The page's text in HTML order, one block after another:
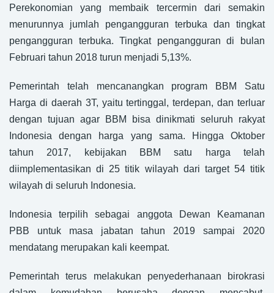
Perekonomian yang membaik tercermin dari semakin
menurunnya jumlah pengangguran terbuka dan tingkat
pengangguran terbuka. Tingkat pengangguran di bulan
Februari tahun 2018 turun menjadi 5,13%.
Pemerintah telah mencanangkan program BBM Satu
Harga di daerah 3T, yaitu tertinggal, terdepan, dan terluar
dengan tujuan agar BBM bisa dinikmati seluruh rakyat
Indonesia dengan harga yang sama. Hingga Oktober
tahun 2017, kebijakan BBM satu harga telah
diimplementasikan di 25 titik wilayah dari target 54 titik
wilayah di seluruh Indonesia.
Indonesia terpilih sebagai anggota Dewan Keamanan
PBB untuk masa jabatan tahun 2019 sampai 2020
mendatang merupakan kali keempat.
Pemerintah terus melakukan penyederhanaan birokrasi